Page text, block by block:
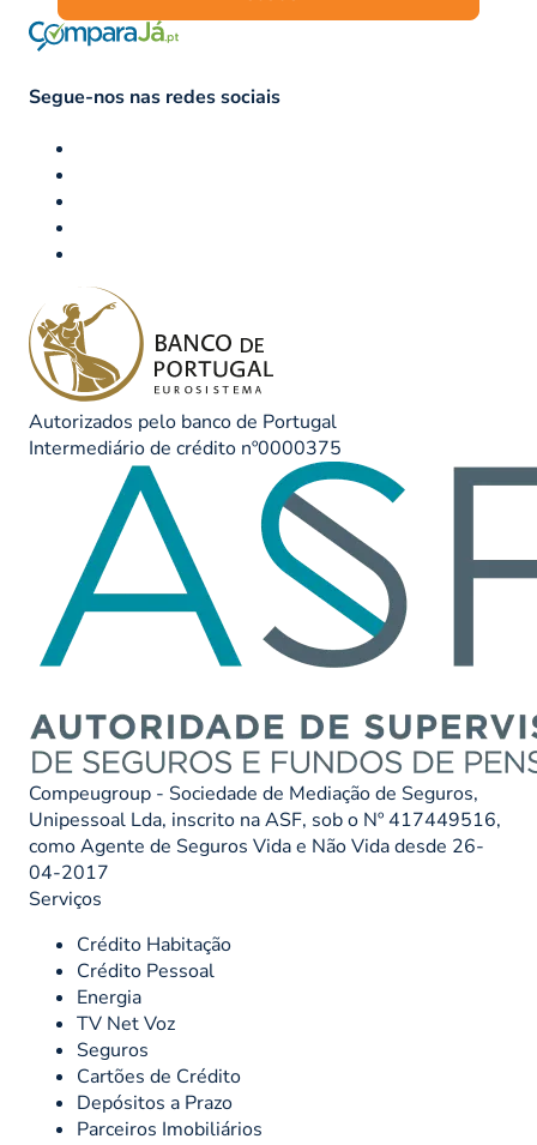
Segue-nos nas redes sociais
Autorizados pelo banco de Portugal
Intermediário de crédito nº0000375
Compeugroup - Sociedade de Mediação de Seguros,
Unipessoal Lda, inscrito na ASF, sob o Nº 417449516,
como Agente de Seguros Vida e Não Vida desde 26-
04-2017
Serviços
Crédito Habitação
Crédito Pessoal
Energia
TV Net Voz
Seguros
Cartões de Crédito
Depósitos a Prazo
Parceiros Imobiliários